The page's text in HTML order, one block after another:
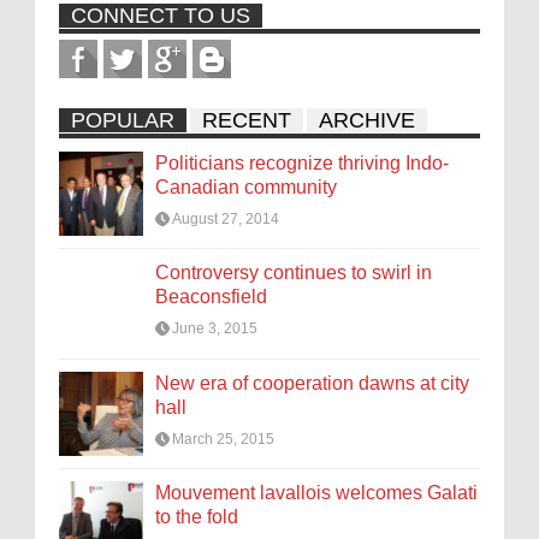
CONNECT TO US
POPULAR RECENT ARCHIVE
Politicians recognize thriving Indo-
Canadian community
August 27, 2014
Controversy continues to swirl in
Beaconsfield
June 3, 2015
New era of cooperation dawns at city
hall
March 25, 2015
Mouvement lavallois welcomes Galati
to the fold